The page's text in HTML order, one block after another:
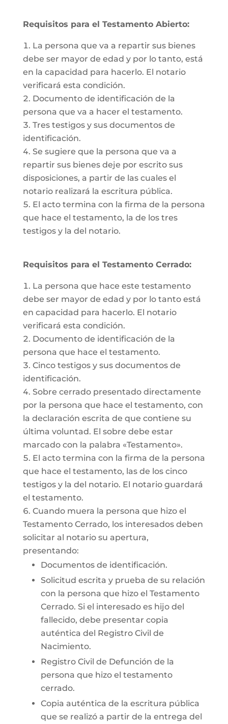
Requisitos para el Testamento Abierto:
La persona que va a repartir sus bienes
debe ser mayor de edad y por lo tanto, está
en la capacidad para hacerlo. El notario
verificará esta condición.
Documento de identificación de la
persona que va a hacer el testamento.
Tres testigos y sus documentos de
identificación.
Se sugiere que la persona que va a
repartir sus bienes deje por escrito sus
disposiciones, a partir de las cuales el
notario realizará la escritura pública.
El acto termina con la firma de la persona
que hace el testamento, la de los tres
testigos y la del notario.
Requisitos para el Testamento Cerrado:
La persona que hace este testamento
debe ser mayor de edad y por lo tanto está
en capacidad para hacerlo. El notario
verificará esta condición.
Documento de identificación de la
persona que hace el testamento.
Cinco testigos y sus documentos de
identificación.
Sobre cerrado presentado directamente
por la persona que hace el testamento, con
la declaración escrita de que contiene su
última voluntad. El sobre debe estar
marcado con la palabra «Testamento».
El acto termina con la firma de la persona
que hace el testamento, las de los cinco
testigos y la del notario. El notario guardará
el testamento.
Cuando muera la persona que hizo el
Testamento Cerrado, los interesados deben
solicitar al notario su apertura,
presentando:
Documentos de identificación.
Solicitud escrita y prueba de su relación
con la persona que hizo el Testamento
Cerrado. Si el interesado es hijo del
fallecido, debe presentar copia
auténtica del Registro Civil de
Nacimiento.
Registro Civil de Defunción de la
persona que hizo el testamento
cerrado.
Copia auténtica de la escritura pública
que se realizó a partir de la entrega del